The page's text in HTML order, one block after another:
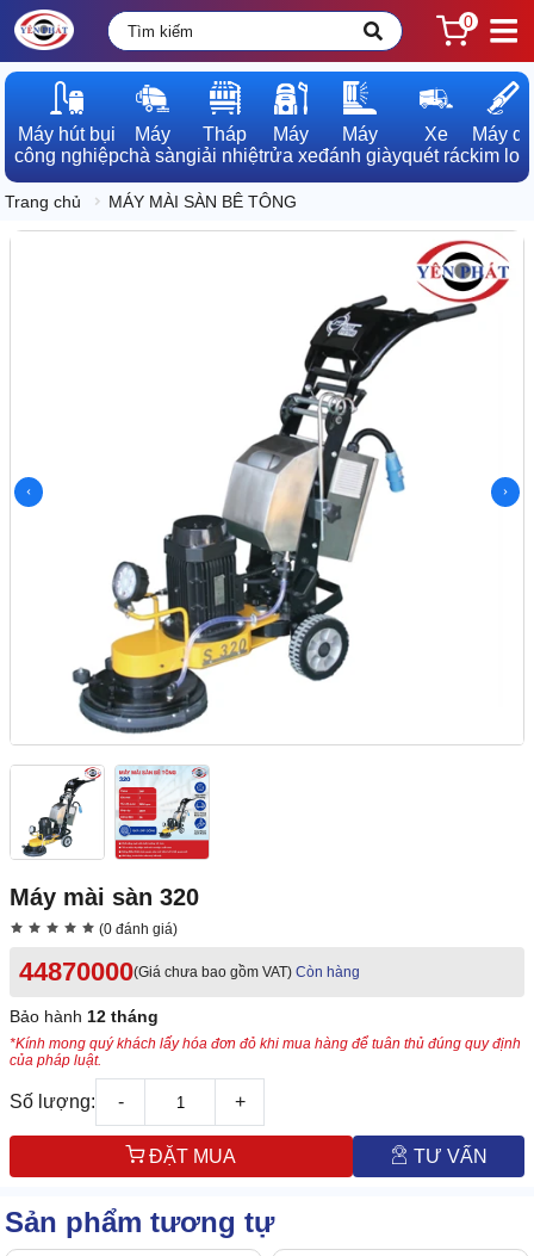
0
Máy hút bụi
công nghiệp
Máy
chà sàn
Tháp
giải nhiệt
Máy
rửa xe
Máy
đánh giày
Xe
quét rác
Máy dò
kim loại
Trang chủ MÁY MÀI SÀN BÊ TÔNG
Máy mài sàn 320
(0 đánh giá)
44870000(Giá chưa bao gồm VAT) Còn hàng
Bảo hành 12 tháng
*Kính mong quý khách lấy hóa đơn đỏ khi mua hàng để tuân thủ đúng quy định
của pháp luật.
Số lượng: - +
ĐẶT MUA TƯ VẤN
Sản phẩm tương tự